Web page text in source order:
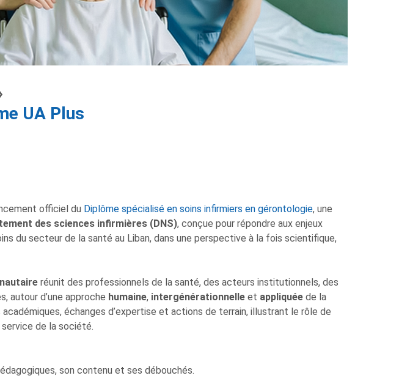
UA Plus
officiel du Diplôme spécialisé en soins infirmiers en gérontologie, une
des sciences infirmières (DNS), conçue pour répondre aux enjeux
du secteur de la santé au Liban, dans une perspective à la fois scientifique,
réunit des professionnels de la santé, des acteurs institutionnels, des
autour d’une approche humaine, intergénérationnelle et appliquée de la
échanges d’expertise et actions de terrain, illustrant le rôle de
service de la société.
son contenu et ses débouchés.